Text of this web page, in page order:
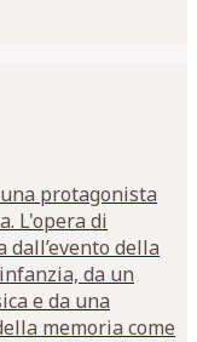
protagonista
L'opera di
della
da un
e da una
memoria come